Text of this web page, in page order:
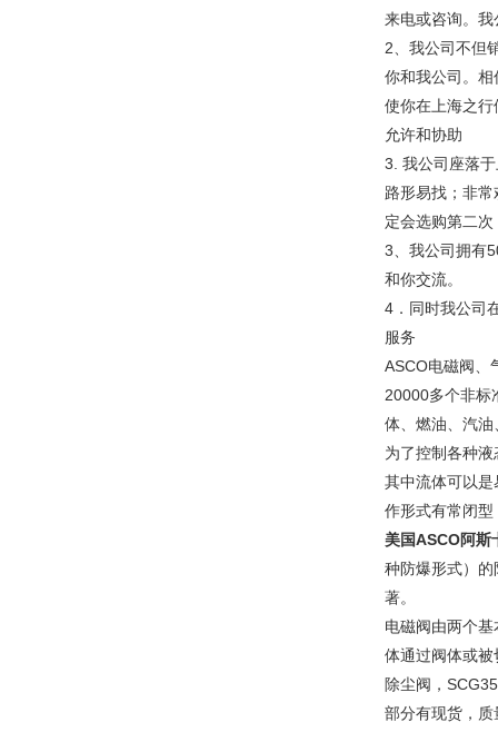
来电或咨询。
2、我公司不但
你和我公司。
使你在上海之
允许和协助
3. 我公司座落
路形易找；非
定会选购第二次
3、我公司拥有
和你交流。
4．同时我公司
服
ASCO电磁阀、
20000多个非标
体、燃油、汽
为了控制各种
其中流体可以
作形式有常闭
美国ASCO阿斯
种防爆形式）
著。
电磁阀由两个
体通过阀体或
除尘阀，
部分有现货，